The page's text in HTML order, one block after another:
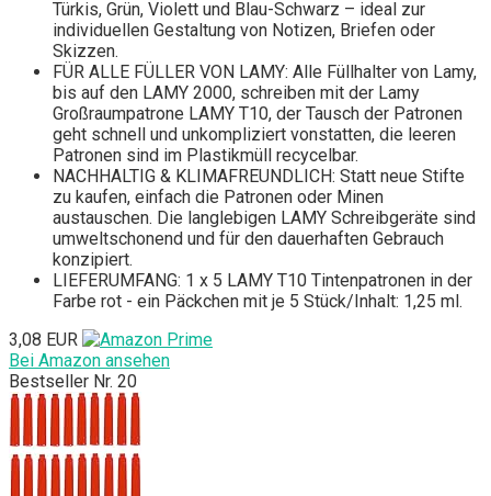
Türkis, Grün, Violett und Blau-Schwarz – ideal zur
individuellen Gestaltung von Notizen, Briefen oder
Skizzen.
FÜR ALLE FÜLLER VON LAMY: Alle Füllhalter von Lamy,
bis auf den LAMY 2000, schreiben mit der Lamy
Großraumpatrone LAMY T10, der Tausch der Patronen
geht schnell und unkompliziert vonstatten, die leeren
Patronen sind im Plastikmüll recycelbar.
NACHHALTIG & KLIMAFREUNDLICH: Statt neue Stifte
zu kaufen, einfach die Patronen oder Minen
austauschen. Die langlebigen LAMY Schreibgeräte sind
umweltschonend und für den dauerhaften Gebrauch
konzipiert.
LIEFERUMFANG: 1 x 5 LAMY T10 Tintenpatronen in der
Farbe rot - ein Päckchen mit je 5 Stück/Inhalt: 1,25 ml.
3,08 EUR
Bei Amazon ansehen
Bestseller Nr. 20